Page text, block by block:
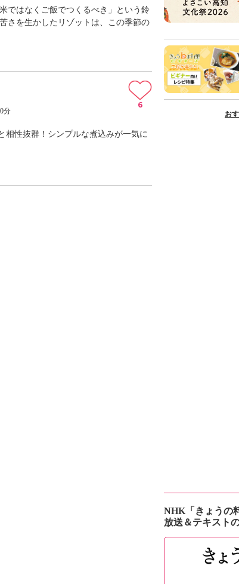
ではなくご飯でつくるべき」という鈴
さを生かしたリゾットは、この季節の
分
相性抜群！シンプルな煮込みが一気に
6
お
NHK「きょうの
放送＆テキスト